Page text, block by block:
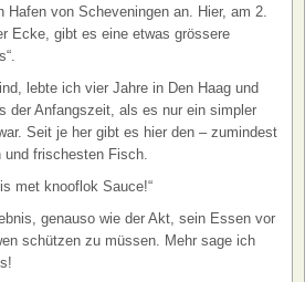
von Scheveningen an. Hier, am 2.
Ecke, gibt es eine etwas grössere
lebte ich vier Jahre in Den Haag und
der Anfangszeit, als es nur ein simpler
Seit je her gibt es hier den – zumindest
frischesten Fisch.
met knooflok Sauce!“
genauso wie der Akt, sein Essen vor
schützen zu müssen. Mehr sage ich